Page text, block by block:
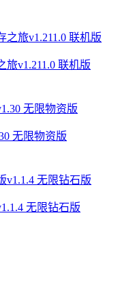
旅v1.211.0 联机版
无限物资版
无限钻石版